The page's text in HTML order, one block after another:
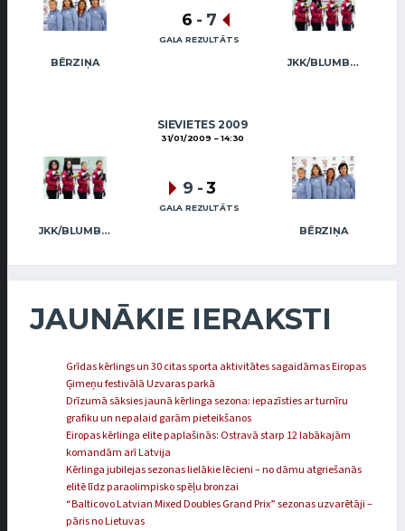
BĒRZIŅA JKK/BLUMBERGA-BĒRZIŅA
6 - 7
GALA REZULTĀTS
SIEVIETES 2009
31/01/2009 14:30
JKK/BLUMBERGA-BĒRZIŅA BĒRZIŅA
9 -3
GALA REZULTĀTS
JAUNĀKIE IERAKSTI
Grīdas kērlings un 30 citas sporta aktivitātes sagaidāmas Eiropas
Ģimeņu festivālā Uzvaras parkā
Drīzumā sāksies jaunā kērlinga sezona: iepazīsties ar turnīru
grafiku un nepalaid garām pieteikšanos
Eiropas kērlinga elite paplašinās: Ostravā starp 12 labākajām
komandām arī Latvija
Kērlinga jubilejas sezonas lielākie lēcieni – no dāmu atgriešanās
elitē līdz paraolimpisko spēļu bronzai
“Balticovo Latvian Mixed Doubles Grand Prix” sezonas uzvarētāji –
pāris no Lietuvas